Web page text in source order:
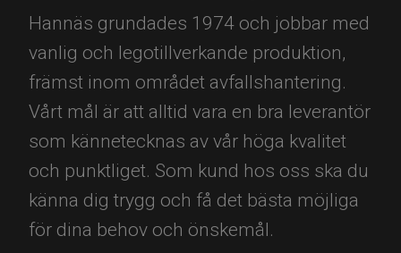
Hannäs grundades 1974 och jobbar med
vanlig och legotillverkande produktion,
främst inom området avfallshantering.
Vårt mål är att alltid vara en bra leverantör
som kännetecknas av vår höga kvalitet
och punktliget. Som kund hos oss ska du
känna dig trygg och få det bästa möjliga
för dina behov och önskemål.